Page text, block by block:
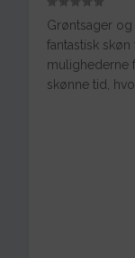
Grøntsager
fantastisk
mulighederne
skønne tid,